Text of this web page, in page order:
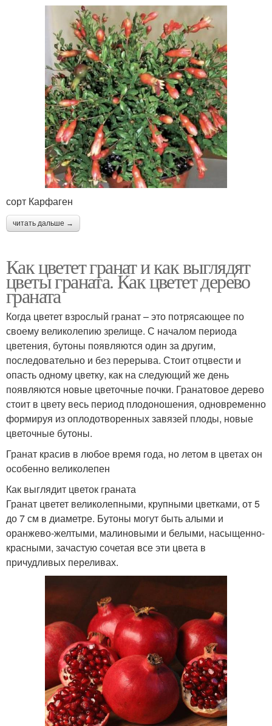
сорт Карфаген
читать дальше →
Как цветет гранат и как выглядят
цветы граната. Как цветет дерево
граната
Когда цветет взрослый гранат – это потрясающее по
своему великолепию зрелище. С началом периода
цветения, бутоны появляются один за другим,
последовательно и без перерыва. Стоит отцвести и
опасть одному цветку, как на следующий же день
появляются новые цветочные почки. Гранатовое дерево
стоит в цвету весь период плодоношения, одновременно
формируя из оплодотворенных завязей плоды, новые
цветочные бутоны.
Гранат красив в любое время года, но летом в цветах он
особенно великолепен
Как выглядит цветок граната
Гранат цветет великолепными, крупными цветками, от 5
до 7 см в диаметре. Бутоны могут быть алыми и
оранжево-желтыми, малиновыми и белыми, насыщенно-
красными, зачастую сочетая все эти цвета в
причудливых переливах.